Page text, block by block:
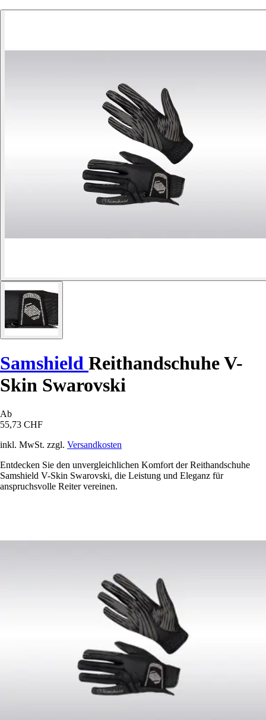
Samshield Reithandschuhe V-
Skin Swarovski
Ab
55,73 CHF
inkl. MwSt. zzgl. Versandkosten
Entdecken Sie den unvergleichlichen Komfort der Reithandschuhe
Samshield V-Skin Swarovski, die Leistung und Eleganz für
anspruchsvolle Reiter vereinen.